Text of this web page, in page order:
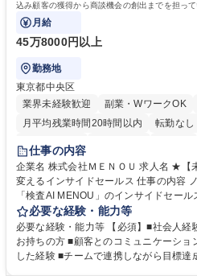
込み顧客の獲得から商談機会の創出までを担っ
ルドセールスをつなぐ役割として、
月給
45万8000円以上
勤務地
東京都中央区
業界未経験歓迎
副業・WワークOK
月平均残業時間20時間以内
転勤なし
時短勤務あり
駅近5分以内
土日祝休み 服装自由
仕事の内容
企業名 株式会社ＭＥＮＯＵ 求人名 ★【未経験歓迎】AIで製造業の未来を
変えるインサイドセールス 仕事の内容 ノーコードで検査AIを開発できる
「検査AI MENOU」のインサイドセー
商談機会の創出までを担っていただきま
セールスをつなぐ役割として、 適切なタイミングで顧客とコミュニケーシ
ョンを取りながら、受注につながる商談
体的な仕事内容】 リードへの電話・メ
必要な経験・能力等
必要な経験・能力等 【必須】■社会人
お持ちの方 ■顧客とのコミュニケーショ
した経験 ■チームで連携しながら目標達成に取り組